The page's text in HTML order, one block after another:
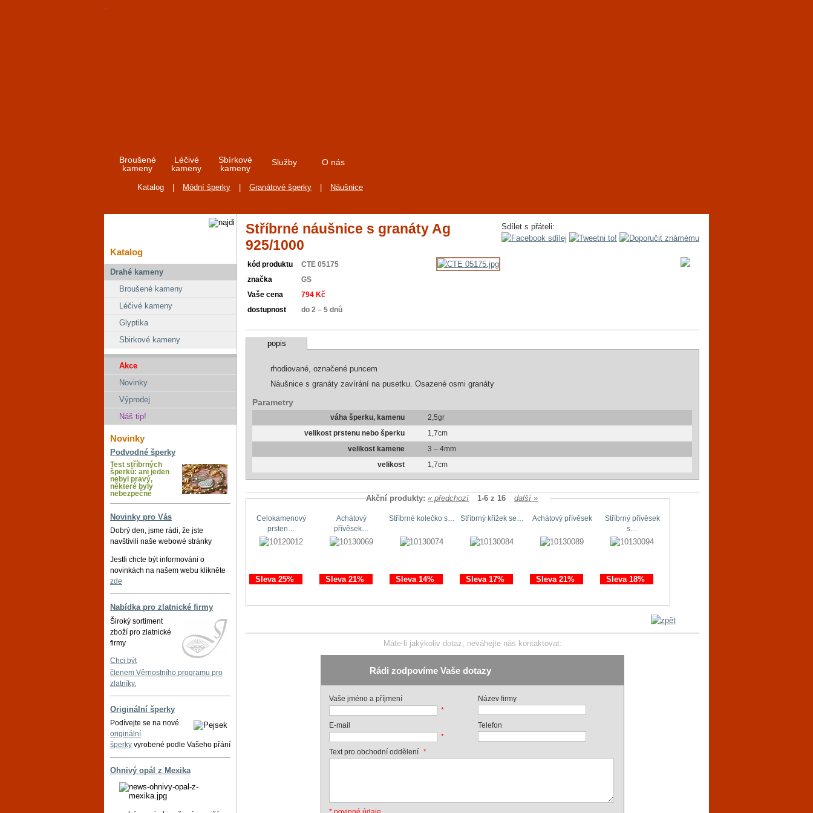
Broušené
kameny
Léčivé
kameny
Sbírkové
kameny
Služby O nás
Katalog Módní šperky Granátové šperky Náušnice
Katalog
Drahé kameny
Broušené kameny
Léčivé kameny
Glyptika
Sbirkové kameny
Akce
Novinky
Výprodej
Náš tip!
Novinky
Podvodné šperky
Test stříbrných
šperků: ani jeden
nebyl pravý,
některé byly
nebezpečné
Novinky pro Vás
Dobrý den, jsme rádi, že jste
navštívili naše webowé stránky
Jestli chcte být informováni o
novinkách na našem webu klikněte
zde
Nabídka pro zlatnické firmy
Široký sortiment
zboží pro zlatnické
firmy
Chci být
členem Věrnostního programu pro
zlatníky.
Originální šperky
Podívejte se na nové
originální
šperky vyrobené podle Vašeho přání
Ohnivý opál z Mexika
Sdílet s přáteli:
Stříbrné náušnice s granáty Ag
925/1000
kód produktu CTE 05175
značka GS
Vaše cena 794 Kč
dostupnost do 2 – 5 dnů
popis
rhodiované, označené puncem
Náušnice s granáty zavírání na pusetku. Osazené osmi granáty
Parametry
váha šperku, kamenu 2,5gr
velikost prstenu nebo šperku 1,7cm
velikost kamene 3 – 4mm
velikost 1,7cm
Akční produkty: « předchozí 1-6 z 16 další »
Celokamenový
prsten…
Sleva 25%
Achátový
přívěsek…
Sleva 21%
Stříbrné kolečko s…
Sleva 14%
Stříbrný křížek se…
Sleva 17%
Achátový přívěsek
Sleva 21%
Stříbrný přívěsek
s…
Sleva 18%
Máte-li jakýkoliv dotaz, neváhejte nás kontaktovat:
Rádi zodpovíme Vaše dotazy
Vaše jméno a příjmení
*
Název firmy
E-mail
*
Telefon
Text pro obchodní oddělení *
* povinné údaje